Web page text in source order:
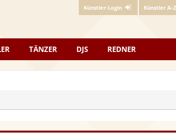
Künstler-Login Künstler A-Z
TÄNZER DJS REDNER